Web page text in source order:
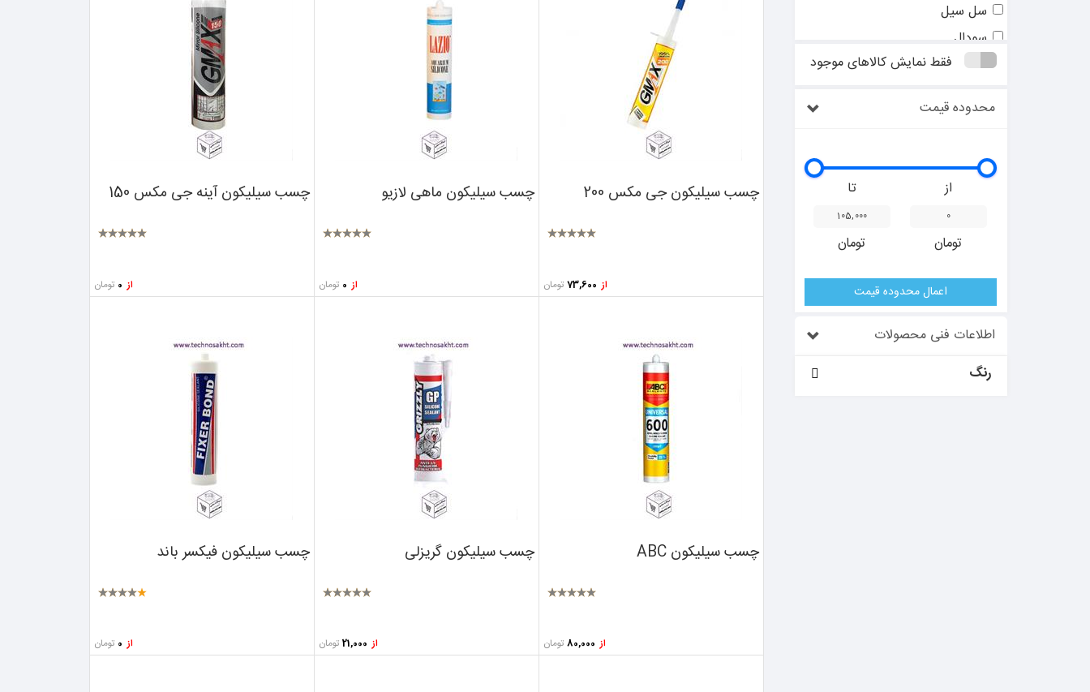
سل سیل
سودال
سوما فیکس
غفاری
Z90
کا اس اس
گریزلی
سولجر
ای بی سی
دن براون
جانسون
نامی گستر دیبا
فقط نمایش کالاهای موجود
محدوده قیمت
از
تومان
تا
تومان
اعمال محدوده قیمت
اطلاعات فنی محصولات
رنگ
چسب سیلیکون جی مکس 200
از تومان
چسب سیلیکون ماهی لازیو
از تومان
چسب سیلیکون آینه جی مکس 150
از تومان
چسب سیلیکون ABC
از تومان
چسب سیلیکون گریزلی
از تومان
چسب سیلیکون فیکسر باند
از تومان